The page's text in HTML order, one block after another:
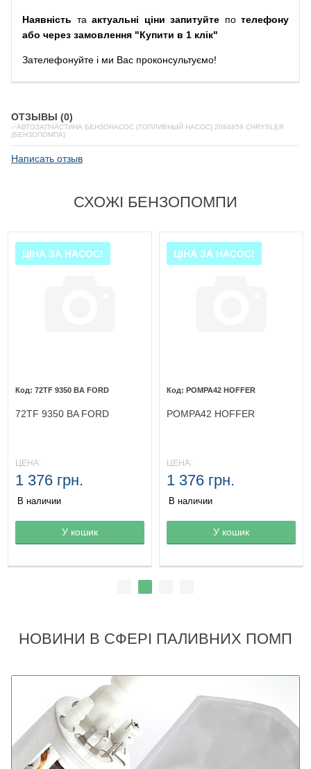
Наявність та актуальні ціни запитуйте по телефону
або через замовлення "Купити в 1 клік"
Зателефонуйте і ми Вас проконсультуємо!
ОТЗЫВЫ (0)
✅АВТОЗАПЧАСТИНА БЕНЗОНАСОС (ТОПЛИВНЫЙ НАСОС) 2084859 CHRYSLER
(БЕНЗОПОМПА)
Написать отзыв
СХОЖІ БЕНЗОПОМПИ
Товар в корзине
ЦІНА ЗА НАСОС!
72TF 9350 BA FORD
72TF 9350 BA FORD
ЦЕНА:
1 376 грн.
В наличии
У кошик Товар в корзине
ЦІНА ЗА НАСОС!
POMPA42 HOFFER
POMPA42 HOFFER
ЦЕНА:
1 376 грн.
В наличии
У кошик
НОВИНИ В СФЕРІ ПАЛИВНИХ ПОМП